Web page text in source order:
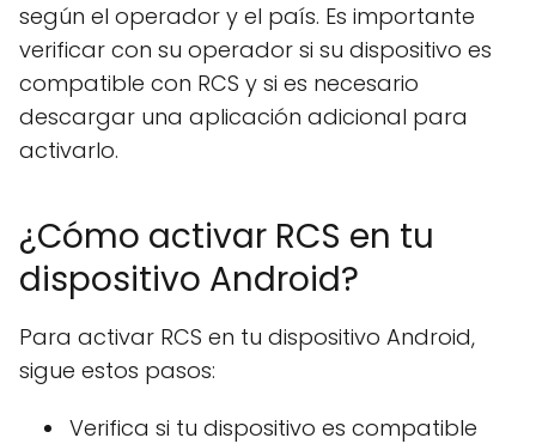
según el operador y el país. Es importante
verificar con su operador si su dispositivo es
compatible con RCS y si es necesario
descargar una aplicación adicional para
activarlo.
¿Cómo activar RCS en tu
dispositivo Android?
Para activar RCS en tu dispositivo Android,
sigue estos pasos:
Verifica si tu dispositivo es compatible